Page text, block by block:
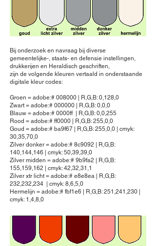
Bij onderzoek en navraag bij diverse
gemeentelijke-, staats- en defensie instellingen,
drukkerijen en Heraldisch geschriften,
zijn de volgende kleuren vertaald in onderstaande
digitale kleur codes:
Groen = adobe:# 008000 | R,G,B: 0,128,0
Zwart = adobe:# 000000 | R,G,B: 0,0,0
Blauw = adobe:# 0000ff | R,G,B: 0,0,255
Rood = adobe:# ff0000 | R,G,B: 255,0,0
Goud = adobe:# ba9f67 | R,G,B: 255,0,0 | cmyk:
30,35,70,0
Zilver donker = adobe:# 8c9092 | R,G,B:
140,144,146 | cmyk: 50,39,39,0
Zilver midden = adobe:# 9b9fa2 | R,G,B:
155,159,162 | cmyk: 42,32,31,1
Zilver xtr licht = adobe:# e8e8ea | R,G,B:
232,232,234 | cmyk: 8,6,5,0
Hermelijn = adobe:# fbf1e6 | R,G,B: 251,241,230 |
cmyk: 1,4,8,0